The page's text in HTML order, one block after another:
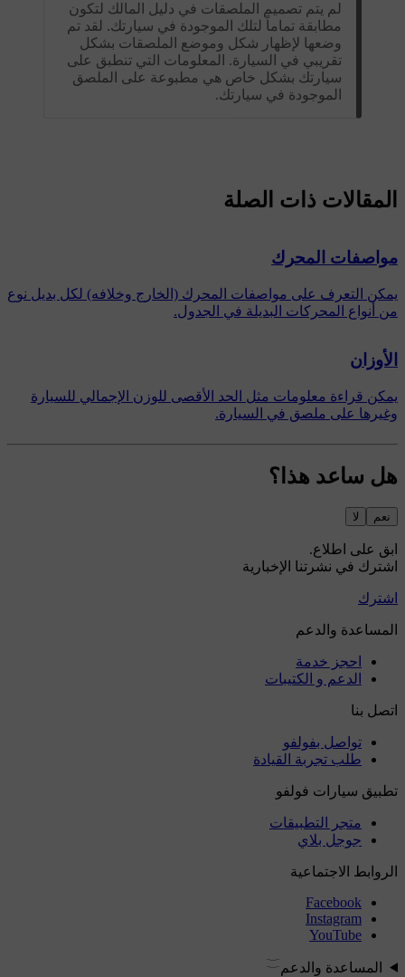
لم يتم تصميم الملصقات في دليل المالك لتكون
مطابقة تماماً لتلك الموجودة في سيارتك. لقد تم
وضعها لإظهار شكل وموضع الملصقات بشكل
تقريبي في السيارة. المعلومات التي تنطبق على
سيارتك بشكل خاص هي مطبوعة على الملصق
الموجودة في سيارتك.
المقالات ذات الصلة
مواصفات المحرك
يمكن التعرف على مواصفات المحرك (الخارج وخلافه) لكل بديل نوع
من أنواع المحركات البديلة في الجدول.
الأوزان
يمكن قراءة معلومات مثل الحد الأقصى للوزن الإجمالي للسيارة
وغيرها على ملصق في السيارة.
هل ساعد هذا؟
نعم لا